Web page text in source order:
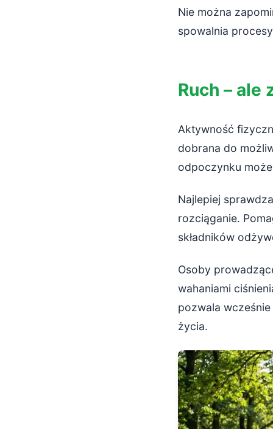
Nie można
spowalnia
Ruch – ale
Aktywność
dobrana do
odpoczynku
Najlepiej
rozciąganie.
składników
Osoby
wahaniami
pozwala
życia.